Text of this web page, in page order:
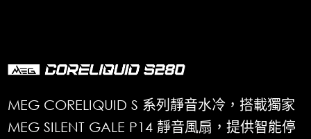
MEG CORELIQUID S 系列靜音水冷，搭載獨家
MEG SILENT GALE P14 靜音風扇，提供智能停